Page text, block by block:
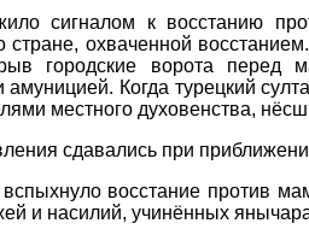
сигналом к восстанию
охваченной
городские ворота
Когда турецкий
местного духовенства,
сдавались при
восстание против
и насилий, учинённых